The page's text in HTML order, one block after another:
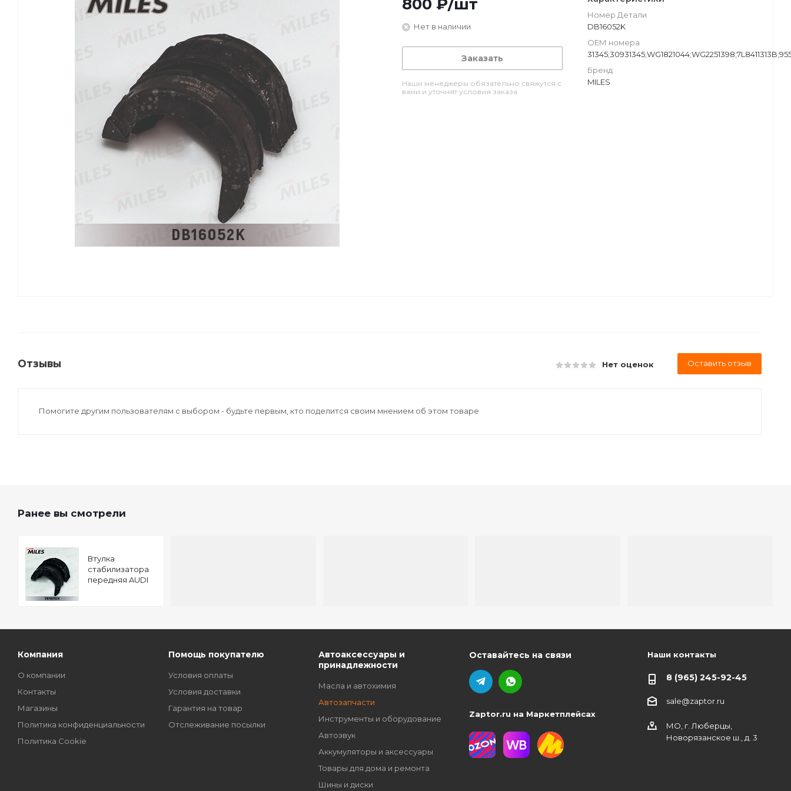
800 ₽/шт
Нет в наличии
Заказать
Наши менеджеры обязательно свяжутся с
вами и уточнят условия заказа
Номер Детали
DB16052K
ОЕМ номера
Бренд
MILES
Отзывы Нет оценок Оставить отзыв
Помогите другим пользователям с выбором - будьте первым, кто поделится своим мнением об этом товаре
Ранее вы смотрели
Втулка
стабилизатора
передняя AUDI
Компания
О компании
Контакты
Магазины
Политика конфиденциальности
Политика Cookie
Помощь покупателю
Условия оплаты
Условия доставки
Гарантия на товар
Отслеживание посылки
Автоаксессуары и
принадлежности
Масла и автохимия
Автозапчасти
Инструменты и оборудование
Автозвук
Аккумуляторы и аксессуары
Товары для дома и ремонта
Шины и диски
Оставайтесь на связи
Zaptor.ru на Маркетплейсах
Наши контакты
8 (965) 245-92-45
sale@zaptor.ru
МО, г. Люберцы,
Новорязанское ш., д. 3